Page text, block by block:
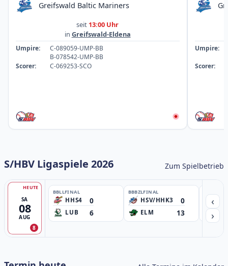
Greifswald Baltic Mariners
seit 13:00 Uhr
in Greifswald-Eldena
Umpire:
C-089059-UMP-BB
B-078542-UMP-BB
Scorer:
C-069253-SCO
Umpire:
Scorer:
S/HBV Ligaspiele 2026 Zum Spielbetrieb
SA
08
AUG
HEUTE
8
BBLLFINAL
HHS4 0
LUB 6
BBBZLFINAL
HSV/HHK3 0
ELM 13
‹
›